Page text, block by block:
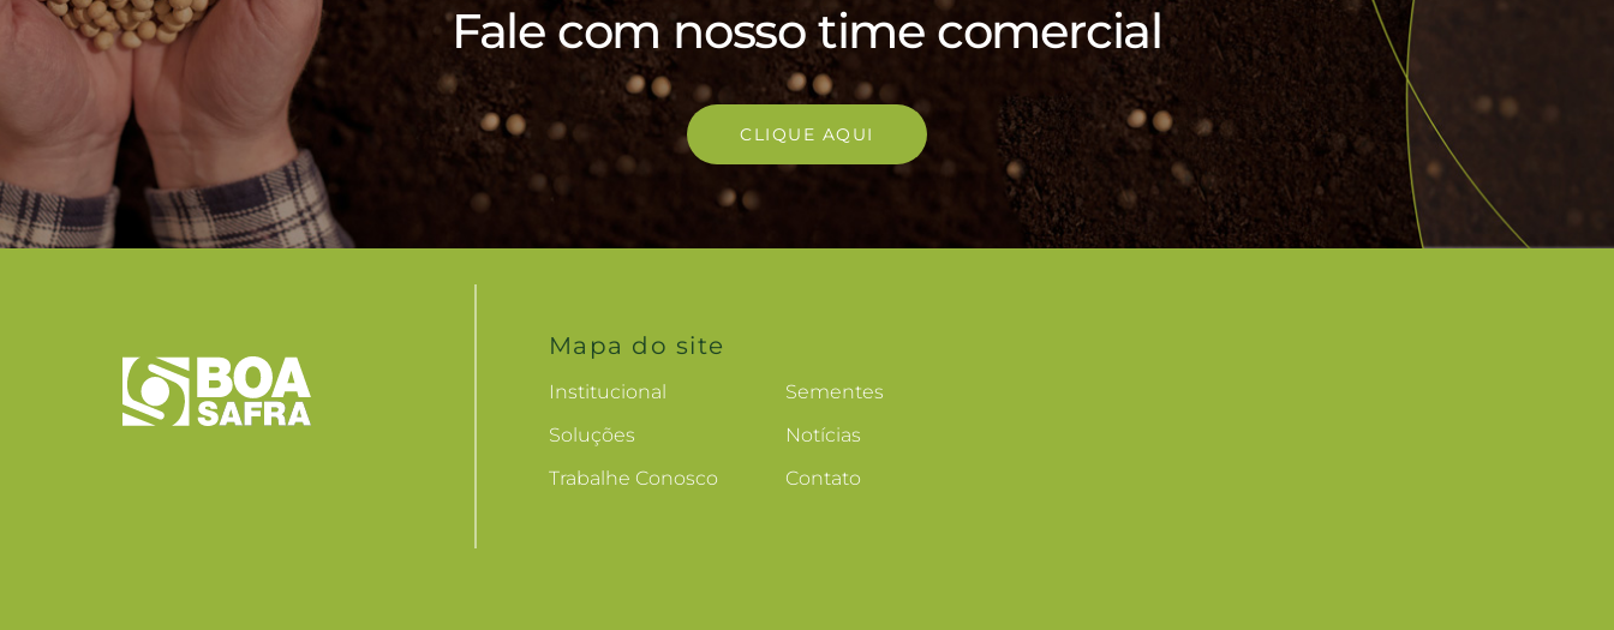
Fale com nosso time comercial
CLIQUE AQUI
Mapa do site
Institucional
Sementes
Soluções
Notícias
Trabalhe Conosco
Contato